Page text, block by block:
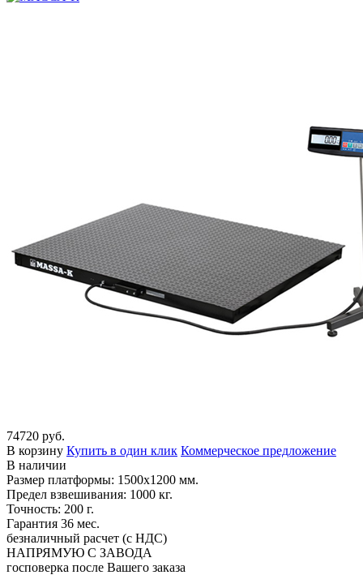
74720 руб.
В корзину Купить в один клик Коммерческое предложение
В наличии
Размер платформы: 1500х1200 мм.
Предел взвешивания: 1000 кг.
Точность: 200 г.
Гарантия 36 мес.
безналичный расчет (с НДС)
НАПРЯМУЮ С ЗАВОДА
госповерка после Вашего заказа